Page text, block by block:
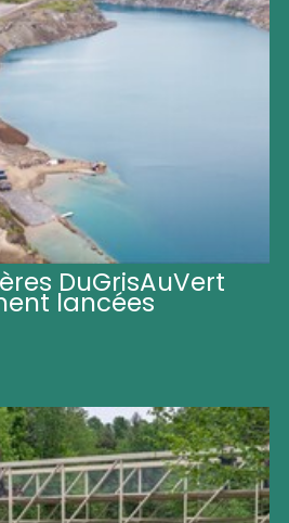
DuGrisAuVert
lancées